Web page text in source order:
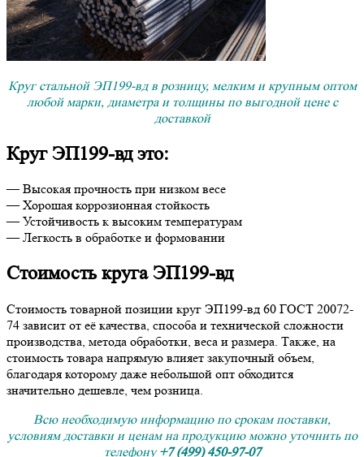
Круг стальной ЭП199-вд в розницу, мелким и крупным оптом
любой марки, диаметра и толщины по выгодной цене с
доставкой
Круг ЭП199-вд это:
— Высокая прочность при низком весе
— Хорошая коррозионная стойкость
— Устойчивость к высоким температурам
— Легкость в обработке и формовании
Стоимость круга ЭП199-вд
Стоимость товарной позиции круг ЭП199-вд 60 ГОСТ 20072-
74 зависит от её качества, способа и технической сложности
производства, метода обработки, веса и размера. Также, на
стоимость товара напрямую влияет закупочный объем,
благодаря которому даже небольшой опт обходится
значительно дешевле, чем розница.
Всю необходимую информацию по срокам поставки,
условиям доставки и ценам на продукцию можно уточнить по
телефону+7 (499) 450-97-07